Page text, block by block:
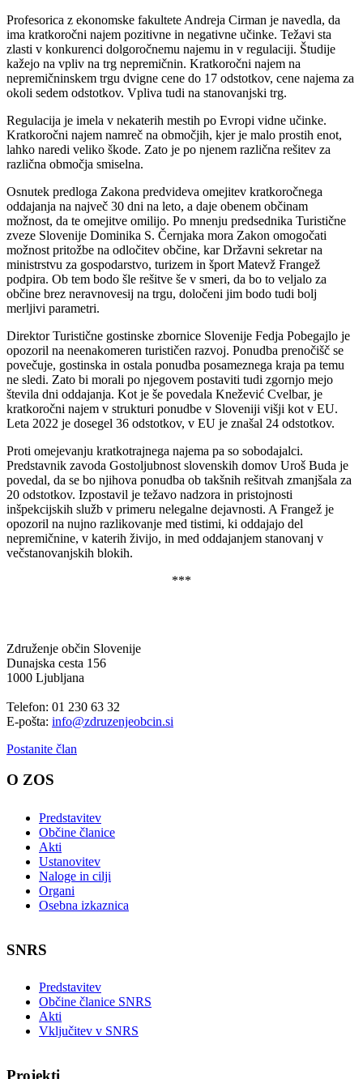
Profesorica z ekonomske fakultete Andreja Cirman je navedla, da
ima kratkoročni najem pozitivne in negativne učinke. Težavi sta
zlasti v konkurenci dolgoročnemu najemu in v regulaciji. Študije
kažejo na vpliv na trg nepremičnin. Kratkoročni najem na
nepremičninskem trgu dvigne cene do 17 odstotkov, cene najema za
okoli sedem odstotkov. Vpliva tudi na stanovanjski trg.
Regulacija je imela v nekaterih mestih po Evropi vidne učinke.
Kratkoročni najem namreč na območjih, kjer je malo prostih enot,
lahko naredi veliko škode. Zato je po njenem različna rešitev za
različna območja smiselna.
Osnutek predloga Zakona predvideva omejitev kratkoročnega
oddajanja na največ 30 dni na leto, a daje obenem občinam
možnost, da te omejitve omilijo. Po mnenju predsednika Turistične
zveze Slovenije Dominika S. Černjaka mora Zakon omogočati
možnost pritožbe na odločitev občine, kar Državni sekretar na
ministrstvu za gospodarstvo, turizem in šport Matevž Frangež
podpira. Ob tem bodo šle rešitve še v smeri, da bo to veljalo za
občine brez neravnovesij na trgu, določeni jim bodo tudi bolj
merljivi parametri.
Direktor Turistične gostinske zbornice Slovenije Fedja Pobegajlo je
opozoril na neenakomeren turističen razvoj. Ponudba prenočišč se
povečuje, gostinska in ostala ponudba posameznega kraja pa temu
ne sledi. Zato bi morali po njegovem postaviti tudi zgornjo mejo
števila dni oddajanja. Kot je še povedala Knežević Cvelbar, je
kratkoročni najem v strukturi ponudbe v Sloveniji višji kot v EU.
Leta 2022 je dosegel 36 odstotkov, v EU je znašal 24 odstotkov.
Proti omejevanju kratkotrajnega najema pa so sobodajalci.
Predstavnik zavoda Gostoljubnost slovenskih domov Uroš Buda je
povedal, da se bo njihova ponudba ob takšnih rešitvah zmanjšala za
20 odstotkov. Izpostavil je težavo nadzora in pristojnosti
inšpekcijskih služb v primeru nelegalne dejavnosti. A Frangež je
opozoril na nujno razlikovanje med tistimi, ki oddajajo del
nepremičnine, v katerih živijo, in med oddajanjem stanovanj v
večstanovanjskih blokih.
***
Združenje občin Slovenije
Dunajska cesta 156
1000 Ljubljana
Telefon: 01 230 63 32
E-pošta: info@zdruzenjeobcin.si
Postanite član
O ZOS
Predstavitev
Občine članice
Akti
Ustanovitev
Naloge in cilji
Organi
Osebna izkaznica
SNRS
Predstavitev
Občine članice SNRS
Akti
Vključitev v SNRS
Projekti